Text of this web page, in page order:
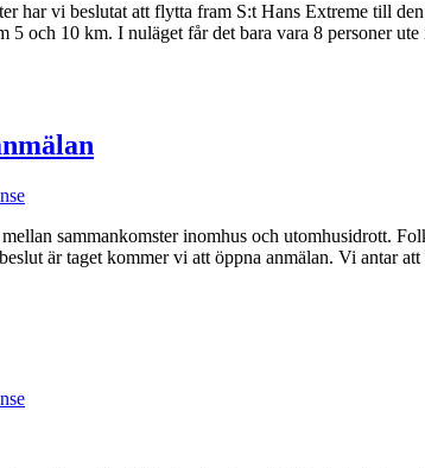
har vi beslutat att flytta fram S:t Hans Extreme till
5 och 10 km. I nuläget får det bara vara 8 personer
sammankomster inomhus och utomhusidrott.
är taget kommer vi att öppna anmälan. Vi antar